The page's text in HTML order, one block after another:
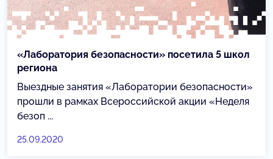
«Лаборатория безопасности» посетила 5 школ
региона
Выездные занятия «Лаборатории безопасности»
прошли в рамках Всероссийской акции «Неделя
безоп ...
25.09.2020